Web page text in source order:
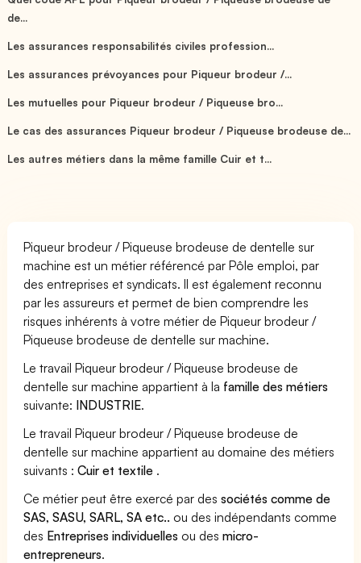
de...
Les assurances responsabilités civiles profession...
Les assurances prévoyances pour Piqueur brodeur /...
Les mutuelles pour Piqueur brodeur / Piqueuse bro...
Le cas des assurances Piqueur brodeur / Piqueuse brodeuse de...
Les autres métiers dans la même famille Cuir et t...
Piqueur brodeur / Piqueuse brodeuse de dentelle sur
machine est un métier référencé par Pôle emploi, par
des entreprises et syndicats. Il est également reconnu
par les assureurs et permet de bien comprendre les
risques inhérents à votre métier de Piqueur brodeur /
Piqueuse brodeuse de dentelle sur machine.
Le travail Piqueur brodeur / Piqueuse brodeuse de
dentelle sur machine appartient à la famille des métiers
suivante: INDUSTRIE.
Le travail Piqueur brodeur / Piqueuse brodeuse de
dentelle sur machine appartient au domaine des métiers
suivants :Cuir et textile .
Ce métier peut être exercé par dessociétés comme de
SAS, SASU, SARL, SA etc.. ou des indépendants comme
des Entreprises individuelles ou desmicro-
entrepreneurs.